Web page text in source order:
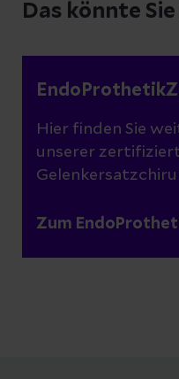
Das könnte
Hier finden Sie
unserer
Zum